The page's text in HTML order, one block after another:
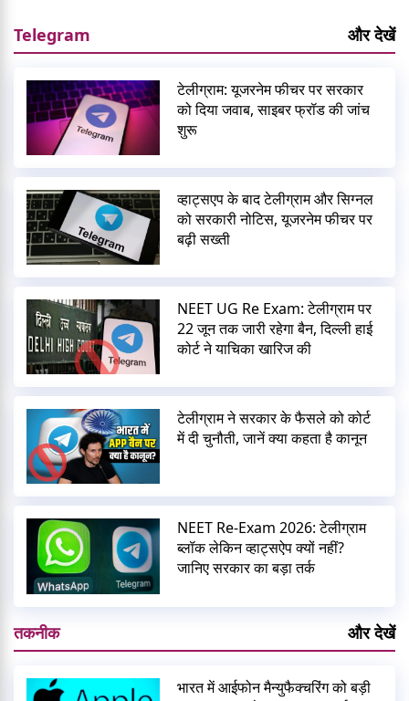
Telegram और देखें
टेलीग्राम: यूजरनेम फीचर पर सरकार
को दिया जवाब, साइबर फ्रॉड की जांच
शुरू
व्हाट्सएप के बाद टेलीग्राम और सिग्नल
को सरकारी नोटिस, यूजरनेम फीचर पर
बढ़ी सख्ती
NEET UG Re Exam: टेलीग्राम पर
22 जून तक जारी रहेगा बैन, दिल्ली हाई
कोर्ट ने याचिका खारिज की
टेलीग्राम ने सरकार के फैसले को कोर्ट
में दी चुनौती, जानें क्या कहता है कानून
NEET Re-Exam 2026: टेलीग्राम
ब्लॉक लेकिन व्हाट्सऐप क्यों नहीं?
जानिए सरकार का बड़ा तर्क
तकनीक और देखें
भारत में आईफोन मैन्युफैक्चरिंग को बड़ी